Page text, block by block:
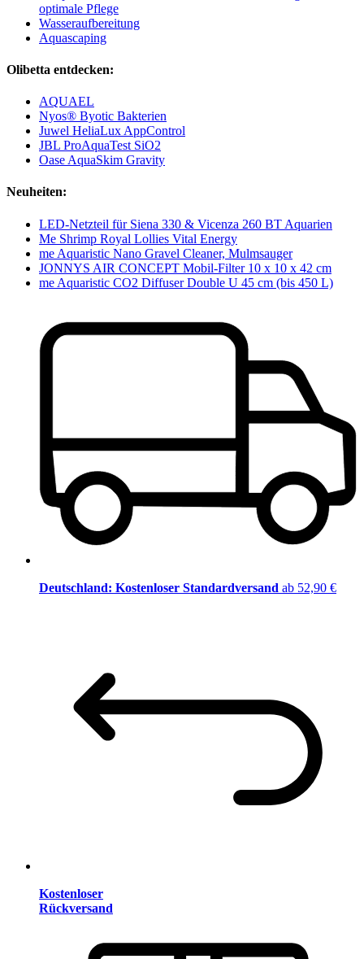
optimale Pflege
Wasseraufbereitung
Aquascaping
Olibetta entdecken:
AQUAEL
Nyos® Byotic Bakterien
Juwel HeliaLux AppControl
JBL ProAquaTest SiO2
Oase AquaSkim Gravity
Neuheiten:
LED-Netzteil für Siena 330 & Vicenza 260 BT Aquarien
Me Shrimp Royal Lollies Vital Energy
me Aquaristic Nano Gravel Cleaner, Mulmsauger
JONNYS AIR CONCEPT Mobil-Filter 10 x 10 x 42 cm
me Aquaristic CO2 Diffuser Double U 45 cm (bis 450 L)
Deutschland: Kostenloser Standardversand ab 52,90 €
Kostenloser
Rückversand